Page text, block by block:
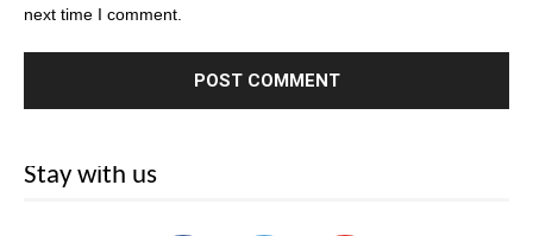
next time I comment.
Stay with us